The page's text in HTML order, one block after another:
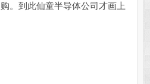
。到此仙童半导体公司才画上